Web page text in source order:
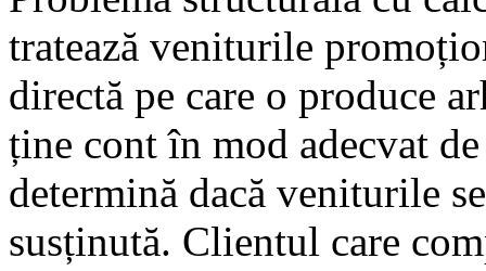
tratează veniturile
directă pe care o produce
ține cont în mod adecvat
determină dacă veniturile
susținută. Clientul care